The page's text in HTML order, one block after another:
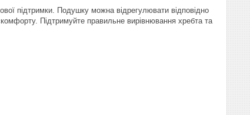
підтримки. Подушку можна відрегулювати відповідно
Підтримуйте правильне вирівнювання хребта та